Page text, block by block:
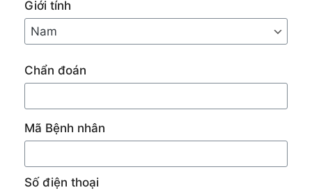
Giới tính
Chẩn đoán
Mã Bệnh nhân
Số điện thoại